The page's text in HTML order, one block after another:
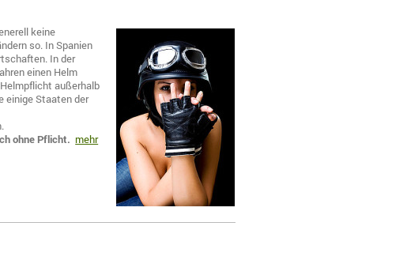
keine
so. In Spanien
In der
einen Helm
außerhalb
einige Staaten der
ohne Pflicht.mehr